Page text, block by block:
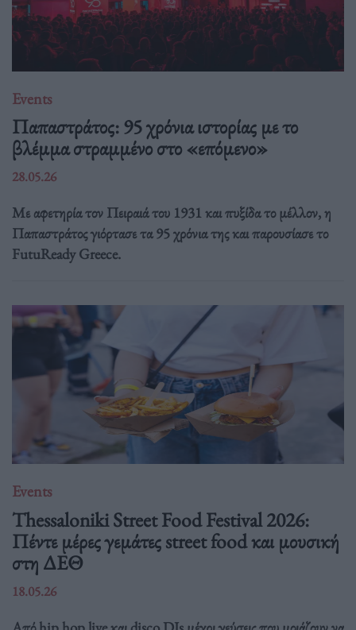
Events
Παπαστράτος: 95 χρόνια ιστορίας με το
βλέμμα στραμμένο στο «επόμενο»
28.05.26
Με αφετηρία τον Πειραιά του 1931 και πυξίδα το μέλλον, η
Παπαστράτος γιόρτασε τα 95 χρόνια της και παρουσίασε το
FutuReady Greece.
Events
Thessaloniki Street Food Festival 2026:
Πέντε μέρες γεμάτες street food και μουσική
στη ΔΕΘ
18.05.26